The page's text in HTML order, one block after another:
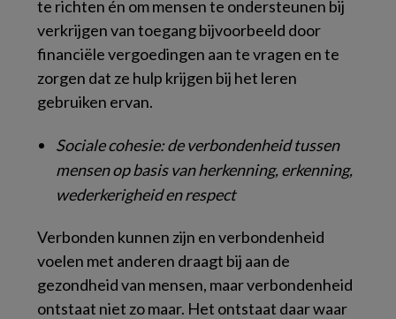
te richten én om mensen te ondersteunen bij
verkrijgen van toegang bijvoorbeeld door
financiële vergoedingen aan te vragen en te
zorgen dat ze hulp krijgen bij het leren
gebruiken ervan.
Sociale cohesie: de verbondenheid tussen
mensen op basis van herkenning, erkenning,
wederkerigheid en respect
Verbonden kunnen zijn en verbondenheid
voelen met anderen draagt bij aan de
gezondheid van mensen, maar verbondenheid
ontstaat niet zo maar. Het ontstaat daar waar